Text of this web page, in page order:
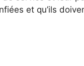
et qu’ils